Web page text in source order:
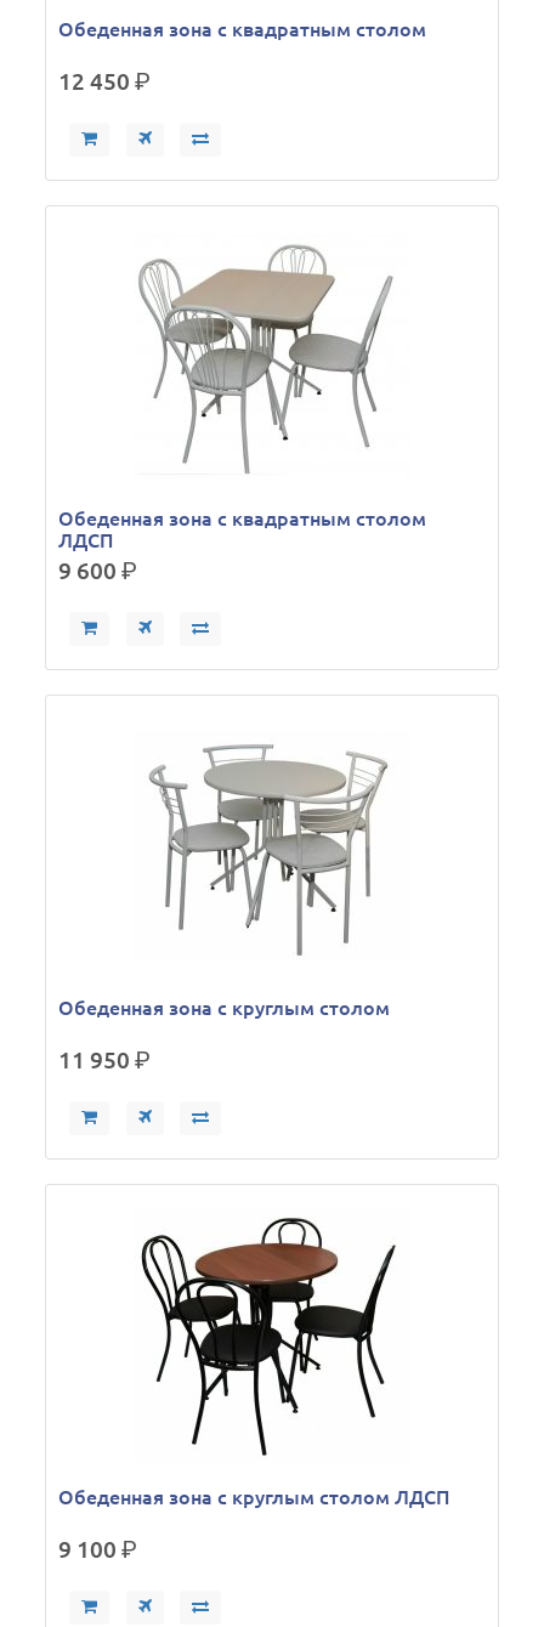
Обеденная зона с квадратным столом
12 450р.
Обеденная зона с квадратным столом
ЛДСП
9 600р.
Обеденная зона с круглым столом
11 950р.
Обеденная зона с круглым столом ЛДСП
9 100р.